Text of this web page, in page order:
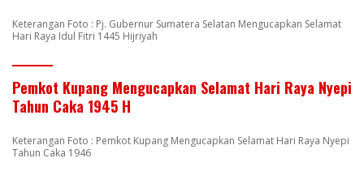
Keterangan Foto : Pj. Gubernur Sumatera Selatan Mengucapkan Selamat
Hari Raya Idul Fitri 1445 Hijriyah
Pemkot Kupang Mengucapkan Selamat Hari Raya Nyepi
Tahun Caka 1945 H
Keterangan Foto : Pemkot Kupang Mengucapkan Selamat Hari Raya Nyepi
Tahun Caka 1946